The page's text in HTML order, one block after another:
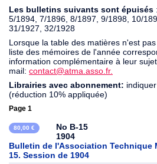
Les bulletins suivants sont épuisés
5/1894, 7/1896, 8/1897, 9/1898, 10/
31/1927, 32/1928
Lorsque la table des matières n'est
liste des mémoires de l'année
information complémentaire à leur
mail: contact@atma.asso.fr.
Librairies avec abonnement:
(réduction 10% appliquée)
Page 1
80,00 €
No B-15
1904
Bulletin de l'Association Technique
15. Session de 1904